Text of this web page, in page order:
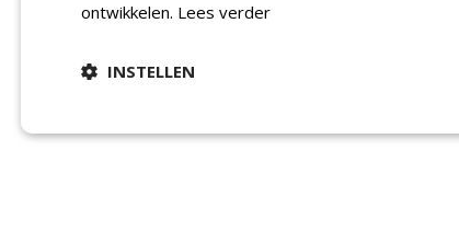
ontwikkelen. Lees verder
INSTELLEN